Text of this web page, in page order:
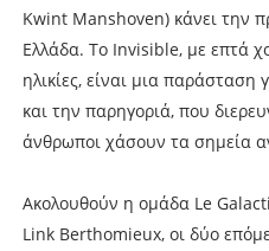
Kwint Manshoven) κάνει την
Ελλάδα. Το Invisible, με επτά
ηλικίες, είναι μια
και την παρηγοριά, που
άνθρωποι χάσουν τα σημεία
Ακολουθούν η ομάδα Le
Link Berthomieux, οι δύο